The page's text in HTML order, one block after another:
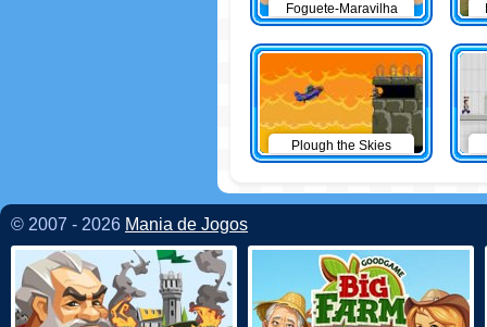
Foguete-Maravilha
Plough the Skies
© 2007 - 2026 Mania de Jogos